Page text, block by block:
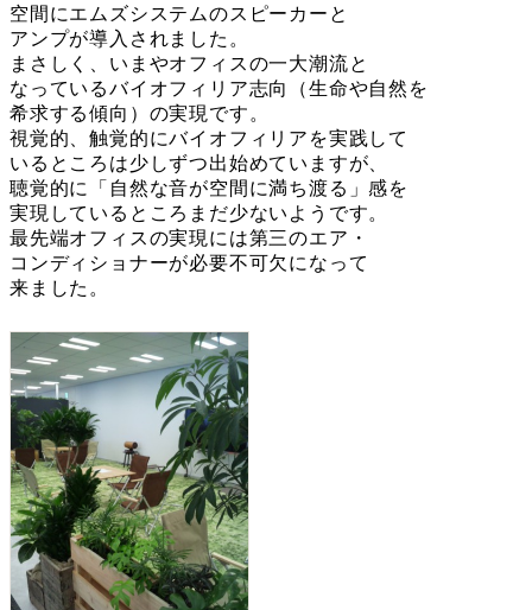
空間にエムズシステムのスピーカーと
アンプが導入されました。
まさしく、いまやオフィスの一大潮流と
なっているバイオフィリア志向（生命や自然を
希求する傾向）の実現です。
視覚的、触覚的にバイオフィリアを実践して
いるところは少しずつ出始めていますが、
聴覚的に「自然な音が空間に満ち渡る」感を
実現しているところまだ少ないようです。
最先端オフィスの実現には第三のエア・
コンディショナーが必要不可欠になって
来ました。